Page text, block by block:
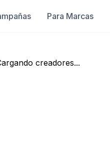
Para Marcas
creadores...